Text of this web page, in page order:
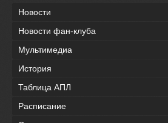
Новости
Новости фан-клуба
Мультимедиа
История
Таблица АПЛ
Расписание